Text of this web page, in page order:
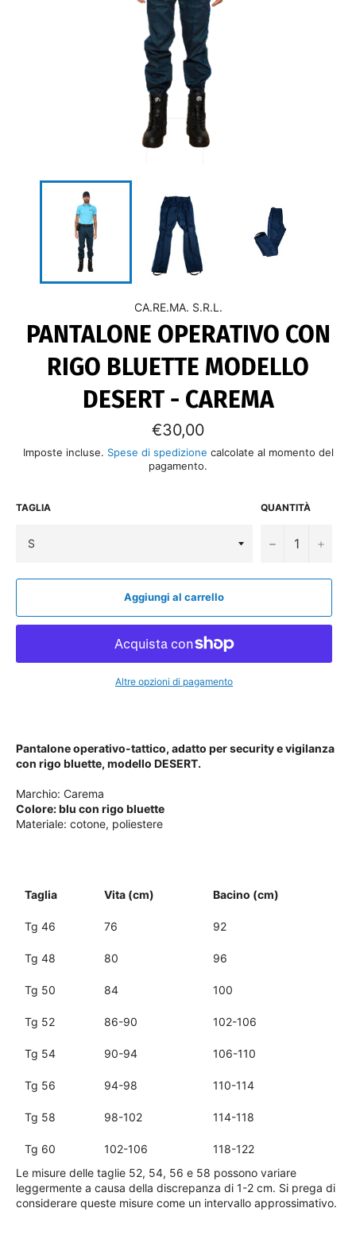
CA.RE.MA. S.R.L.
PANTALONE OPERATIVO CON
RIGO BLUETTE MODELLO
DESERT - CAREMA
Prezzo
di
listino
€30,00
Imposte incluse. Spese di spedizione calcolate al momento del
pagamento.
TAGLIA QUANTITÀ
− +
Aggiungi al carrello
Altre opzioni di pagamento
Pantalone operativo-tattico, adatto per security e vigilanza
con rigo bluette, modello DESERT.
Marchio: Carema
Colore: blu con rigo bluette
Materiale: cotone, poliestere
Taglia Vita (cm) Bacino (cm)
Tg 46 76 92
Tg 48 80 96
Tg 50 84 100
Tg 52 86-90 102-106
Tg 54 90-94 106-110
Tg 56 94-98 110-114
Tg 58 98-102 114-118
Tg 60 102-106
118-122
Le misure delle taglie 52, 54, 56 e 58 possono variare
leggermente a causa della discrepanza di 1-2 cm. Si prega di
considerare queste misure come un intervallo approssimativo.